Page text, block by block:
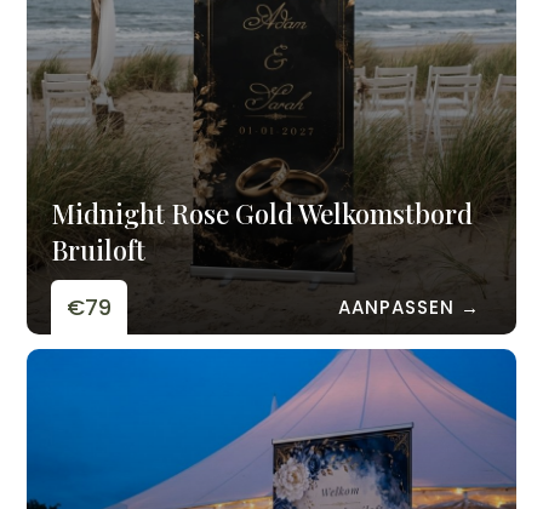
Midnight Rose Gold Welkomstbord
Bruiloft
€79 AANPASSEN →